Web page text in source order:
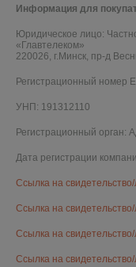
Информация для
Юридическое лицо:
«Главтелеком»
220026, г.Минск, пр-д
Регистрационный номер
УНП: 191312110
Регистрационный орган:
Дата регистрации
Ссылка на
Ссылка на
Ссылка на
Ссылка на